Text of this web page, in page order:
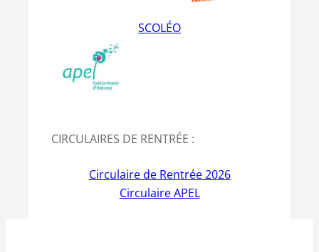
SCOLÉO
CIRCULAIRES DE RENTRÉE :
Circulaire de Rentrée 2026
Circulaire APEL